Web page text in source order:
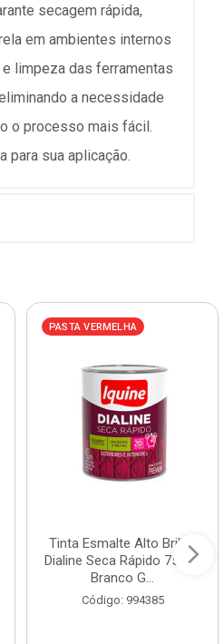
secagem rápida,
em ambientes internos
limpeza das ferramentas
a necessidade
o processo mais fácil.
para sua aplicação.
PASTA VERMELHA
Tinta Esmalte Alto Brilho
Dialine Seca Rápido 750ml
Branco G...
Código: 994385